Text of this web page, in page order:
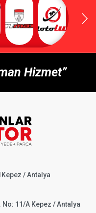
Hizmet”
/ Antalya
11/A Kepez / Antalya